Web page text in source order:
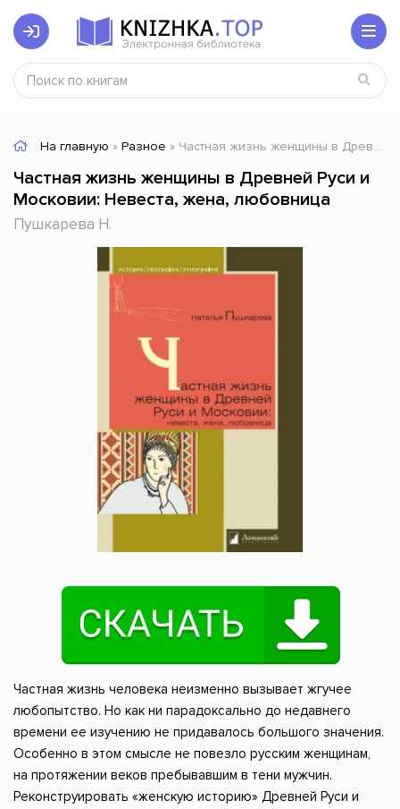
На главную » Разное » Частная жизнь женщины в Древней Руси и Московии: Невеста, жена, любовница
Частная жизнь женщины в Древней Руси и
Московии: Невеста, жена, любовница
Пушкарева Н.
Частная жизнь человека неизменно вызывает жгучее
любопытство. Но как ни парадоксально до недавнего
времени ее изучению не придавалось большого значения.
Особенно в этом смысле не повезло русским женщинам,
на протяжении веков пребывавшим в тени мужчин.
Реконструировать «женскую историю» Древней Руси и